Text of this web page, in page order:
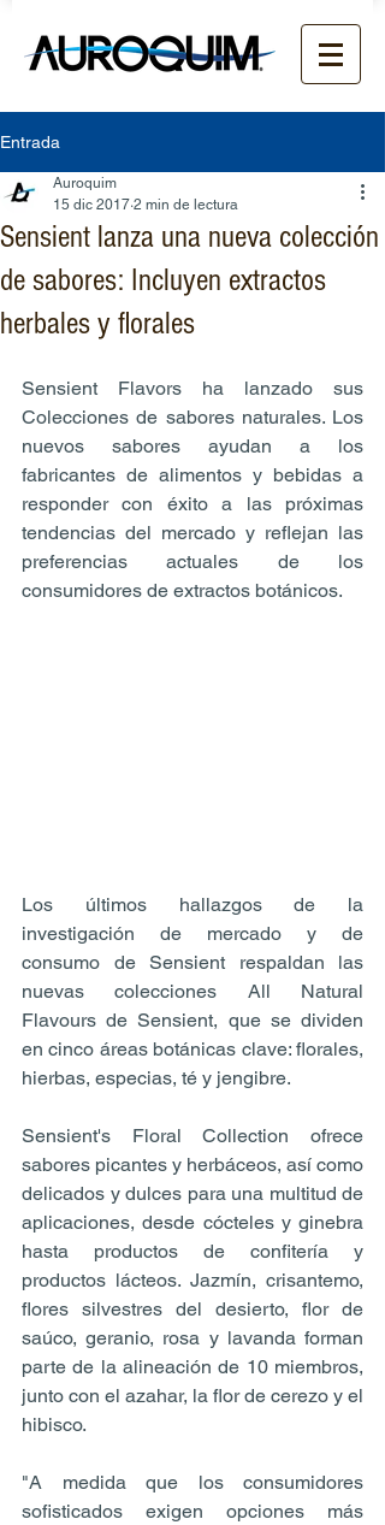
Entrada
Sensient lanza una nueva colección
de sabores: Incluyen extractos
herbales y florales
Auroquim
15 dic 2017 2 min de lectura
Sensient Flavors ha lanzado sus
Colecciones de sabores naturales. Los
nuevos sabores ayudan a los
fabricantes de alimentos y bebidas a
responder con éxito a las próximas
tendencias del mercado y reflejan las
preferencias actuales de los
consumidores de extractos botánicos.
Los últimos hallazgos de la
investigación de mercado y de
consumo de Sensient respaldan las
nuevas colecciones All Natural
Flavours de Sensient, que se dividen
en cinco áreas botánicas clave: florales,
hierbas, especias, té y jengibre.
Sensient's Floral Collection ofrece
sabores picantes y herbáceos, así como
delicados y dulces para una multitud de
aplicaciones, desde cócteles y ginebra
hasta productos de confitería y
productos lácteos. Jazmín, crisantemo,
flores silvestres del desierto, flor de
saúco, geranio, rosa y lavanda forman
parte de la alineación de 10 miembros,
junto con el azahar, la flor de cerezo y el
hibisco.
"A medida que los consumidores
sofisticados exigen opciones más